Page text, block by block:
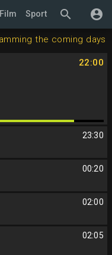
search account_circle
Film Sport
the coming days
22:00
23:30
00:20
02:00
02:05